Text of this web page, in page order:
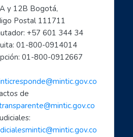
fácilmente
digital
para personas mayores
la Transformación Digital
de contenido Digital
con internet: paso a paso de...
a tu alcance
por internet con el estado
en el mundo digital
para el teletrabaj...
y 12B Bogotá,
Postal 111711
+57 601 344 34
01-800-0914014
01-800-0912667
de